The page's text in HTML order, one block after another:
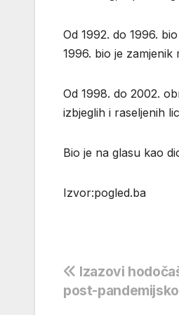
Od 1992. do 1996.
1996. bio je zamjenik
Od 1998. do 2002.
izbjeglih i raseljenih
Bio je na glasu kao
Izvor:pogled.ba
Navigacija
objava
Izazovi
post-